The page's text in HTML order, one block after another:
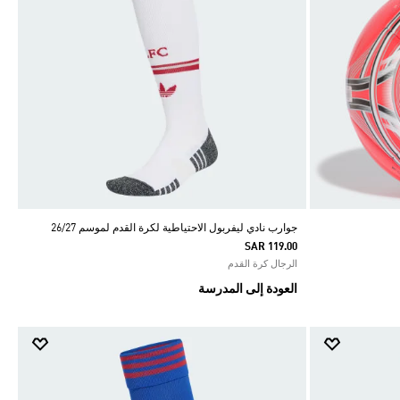
جوارب نادي ليفربول الاحتياطية لكرة القدم لموسم 26/27
SAR 119.00
الرجال كرة القدم
العودة إلى المدرسة